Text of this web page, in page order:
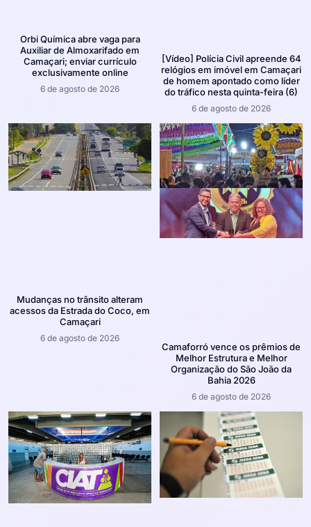
Orbi Química abre vaga para
Auxiliar de Almoxarifado em
Camaçari; enviar currículo
exclusivamente online
6 de agosto de 2026
[Vídeo] Polícia Civil apreende 64
relógios em imóvel em Camaçari
de homem apontado como líder
do tráfico nesta quinta-feira (6)
6 de agosto de 2026
Mudanças no trânsito alteram
acessos da Estrada do Coco, em
Camaçari
6 de agosto de 2026
Camaforró vence os prêmios de
Melhor Estrutura e Melhor
Organização do São João da
Bahia 2026
6 de agosto de 2026